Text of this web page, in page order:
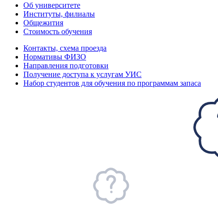
Об университете
Институты, филиалы
Общежития
Стоимость обучения
Контакты, схема проезда
Нормативы ФИЗО
Направления подготовки
Получение доступа к услугам УИС
Набор студентов для обучения по программам запаса